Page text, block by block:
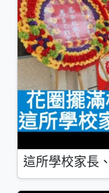
這所學校家長